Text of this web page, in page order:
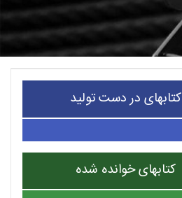
کتابهای در دست تولید
کتابهای خوانده شده